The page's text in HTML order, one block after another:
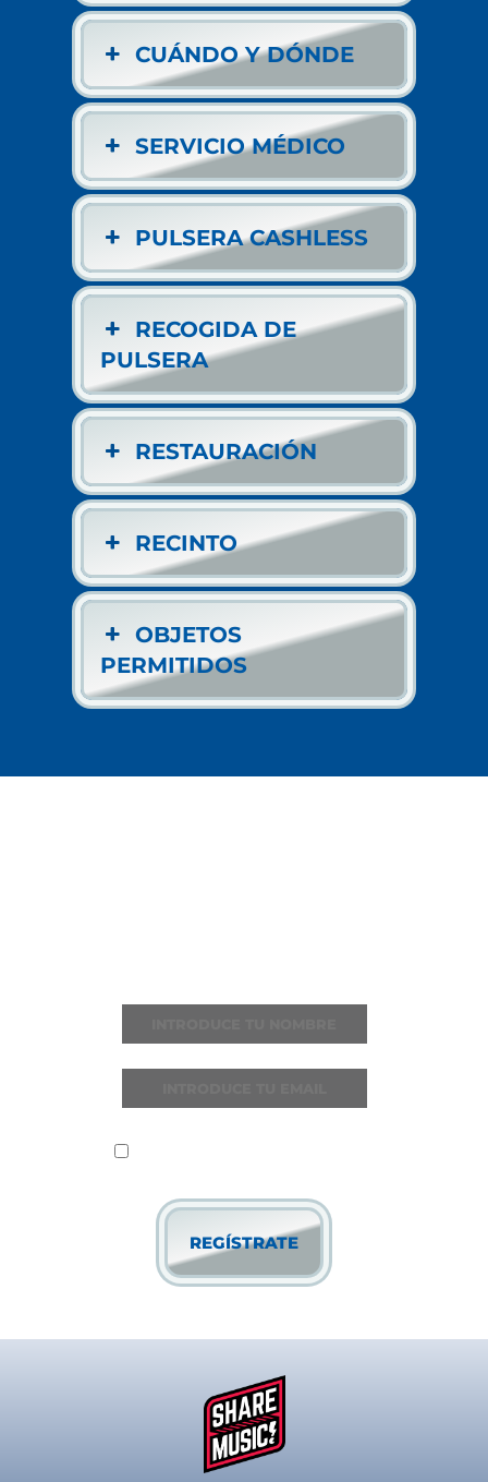
CUÁNDO Y DÓNDE
SERVICIO MÉDICO
PULSERA CASHLESS
RECOGIDA DE
PULSERA
RESTAURACIÓN
RECINTO
OBJETOS
PERMITIDOS